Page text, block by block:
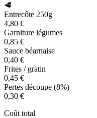
🥩
Entrecôte 250g
4,80 €
Garniture légumes
0,85 €
Sauce béarnaise
0,40 €
Frites / gratin
0,45 €
Pertes découpe (8%)
0,30 €
Coût total